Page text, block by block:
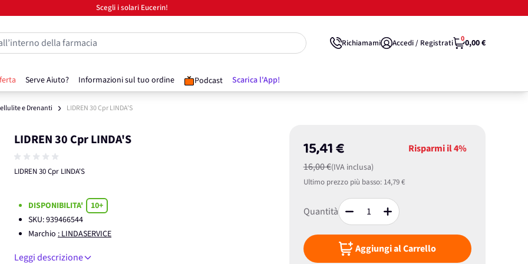
Scegli i solari Eucerin!
Serve Aiuto? Informazioni sul tuo ordine Podcast Scarica l'App!
della farmacia Richiamami Accedi / Registrati 00,00 €
e Drenanti LIDREN 30 Cpr LINDA'S
LIDREN 30 Cpr LINDA'S
LIDREN 30 Cpr LINDA'S
15,41 €
16,00 €(IVA inclusa)
Risparmi il4%
Ultimo prezzo più basso: 14,79 €
Quantità
Aggiungi al Carrello
DISPONIBILITA'
10+
SKU:939466544
Marchio : LINDASERVICE
Leggi descrizione